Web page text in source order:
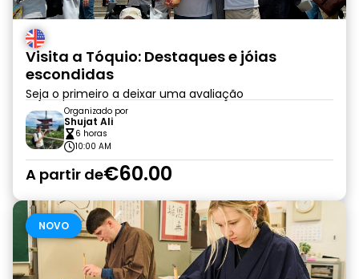
Visita a Tóquio: Destaques e jóias
escondidas
Seja o primeiro a deixar uma avaliação
Organizado por
Shujat Ali
6 horas
10:00 AM
A partir de€60.00
NOVO